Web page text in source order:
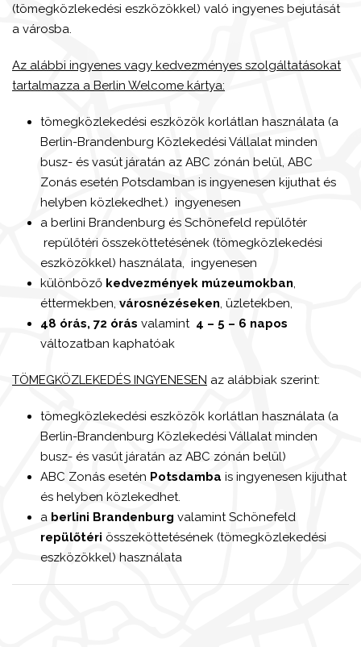
(tömegközlekedési eszközökkel) való ingyenes bejutását
a városba.
Az alábbi ingyenes vagy kedvezményes szolgáltatásokat
tartalmazza a Berlin Welcome kártya:
tömegközlekedési eszközök korlátlan használata (a
Berlin-Brandenburg Közlekedési Vállalat minden
busz- és vasút járatán az ABC zónán belül, ABC
Zonás esetén Potsdamban is ingyenesen kijuthat és
helyben közlekedhet.) ingyenesen
a berlini Brandenburg és Schönefeld repülőtér
repülőtéri összeköttetésének (tömegközlekedési
eszközökkel) használata, ingyenesen
különböző kedvezmények múzeumokban
éttermekben, városnézéseken , üzletekben,
48 órás, 72 órás valamint 4 – 5 – 6 napos
változatban kaphatóak
TÖMEGKÖZLEKEDÉS INGYENESEN az alábbiak szerint:
tömegközlekedési eszközök korlátlan használata (a
Berlin-Brandenburg Közlekedési Vállalat minden
busz- és vasút járatán az ABC zónán belül)
ABC Zonás esetén Potsdamba is ingyenesen kijuthat
és helyben közlekedhet.
a berlini Brandenburg valamint Schönefeld
repülőtéri összeköttetésének (tömegközlekedési
eszközökkel) használata